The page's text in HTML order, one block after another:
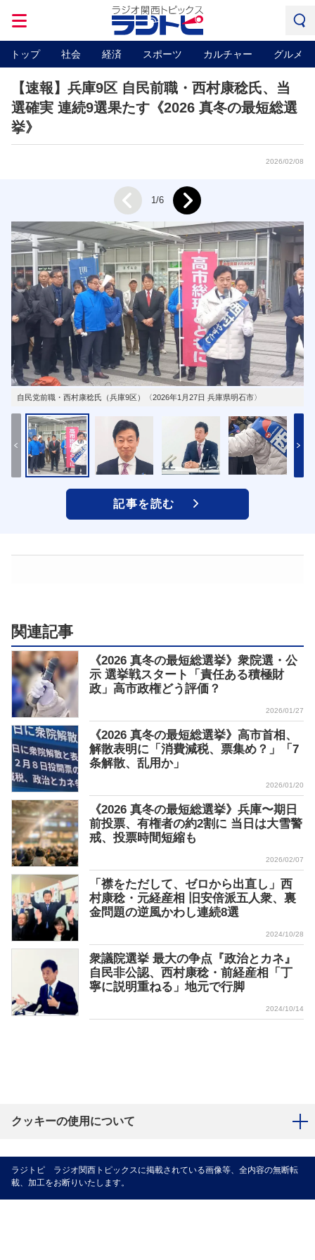
トップ 社会 経済 スポーツ カルチャー グルメ
【速報】兵庫9区 自民前職・西村康稔氏、当
選確実 連続9選果たす《2026 真冬の最短総選
挙》
2026/02/08
自民党前職・西村康稔氏（兵庫9区）〈2026年1月27日 兵庫県明石市〉
Prev 1/6 Next
記事を読む
関連記事
《2026 真冬の最短総選挙》衆院選・公
示 選挙戦スタート「責任ある積極財
政」高市政権どう評価？
2026/01/27
《2026 真冬の最短総選挙》高市首相、
解散表明に「消費減税、票集め？」「7
条解散、乱用か」
2026/01/20
《2026 真冬の最短総選挙》兵庫〜期日
前投票、有権者の約2割に 当日は大雪警
戒、投票時間短縮も
2026/02/07
「襟をただして、ゼロから出直し」西
村康稔・元経産相 旧安倍派五人衆、裏
金問題の逆風かわし連続8選
2024/10/28
衆議院選挙 最大の争点『政治とカネ』
自民非公認、西村康稔・前経産相「丁
寧に説明重ねる」地元で行脚
2024/10/14
クッキーの使用について
ラジトピ ラジオ関西トピックスに掲載されている画像等、全内容の無断転
載、加工をお断りいたします。